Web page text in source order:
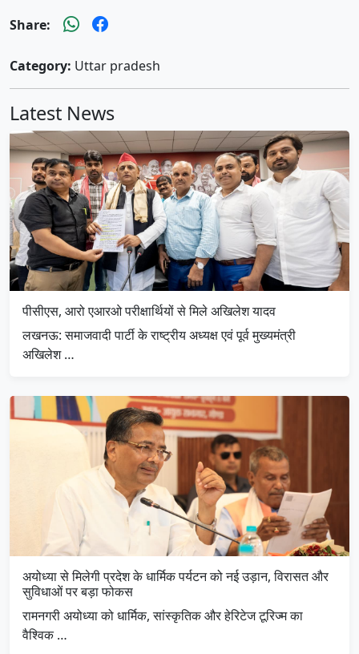
Share:
Category: Uttar pradesh
Latest News
पीसीएस, आरो एआरओ परीक्षार्थियों से मिले अखिलेश यादव
लखनऊ: समाजवादी पार्टी के राष्ट्रीय अध्यक्ष एवं पूर्व मुख्यमंत्री
अखिलेश …
अयोध्या से मिलेगी प्रदेश के धार्मिक पर्यटन को नई उड़ान, विरासत और
सुविधाओं पर बड़ा फोकस
रामनगरी अयोध्या को धार्मिक, सांस्कृतिक और हेरिटेज टूरिज्म का
वैश्विक …